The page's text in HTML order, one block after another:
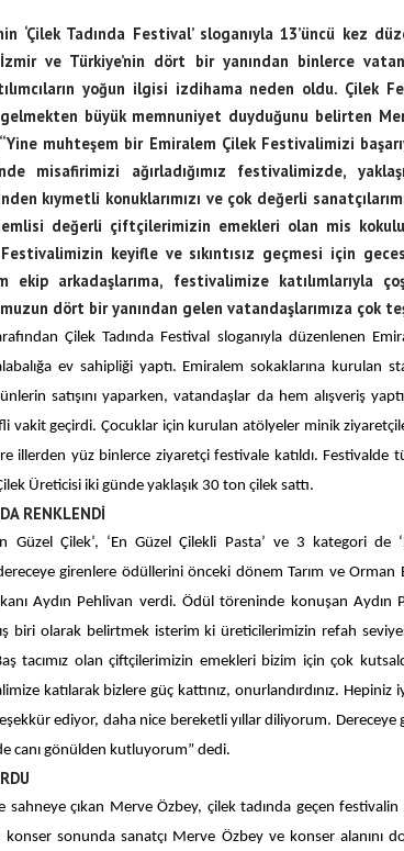
‘Çilek Tadında Festival’ sloganıyla 13’üncü kez
ve Türkiye’nin dört bir yanından binlerce
yoğun ilgisi izdihama neden oldu. Çilek
büyük memnuniyet duyduğunu belirten
muhteşem bir Emiralem Çilek Festivalimizi
misafirimizi ağırladığımız festivalimizde,
kıymetli konuklarımızı ve çok değerli
değerli çiftçilerimizin emekleri olan mis kokulu
keyifle ve sıkıntısız geçmesi için
ekip arkadaşlarıma, festivalimize katılımlarıyla
dört bir yanından gelen vatandaşlarımıza çok
Çilek Tadında Festival sloganıyla düzenlenen
ev sahipliği yaptı. Emiralem sokaklarına kurulan
satışını yaparken, vatandaşlar da hem alışveriş
vakit geçirdi. Çocuklar için kurulan atölyeler minik
illerden yüz binlerce ziyaretçi festivale katıldı. Festivalde
Üreticisi iki günde yaklaşık 30 ton çilek sattı.
RENKLENDİ
Güzel Çilek’, ‘En Güzel Çilekli Pasta’ ve 3 kategori de
girenlere ödüllerini önceki dönem Tarım ve Orman
Aydın Pehlivan verdi. Ödül töreninde konuşan Aydın
biri olarak belirtmek isterim ki üreticilerimizin refah
tacımız olan çiftçilerimizin emekleri bizim için çok
katılarak bizlere güç kattınız, onurlandırdınız. Hepiniz
ediyor, daha nice bereketli yıllar diliyorum. Dereceye
canı gönülden kutluyorum” dedi.
sahneye çıkan Merve Özbey, çilek tadında geçen
konser sonunda sanatçı Merve Özbey ve konser alanını